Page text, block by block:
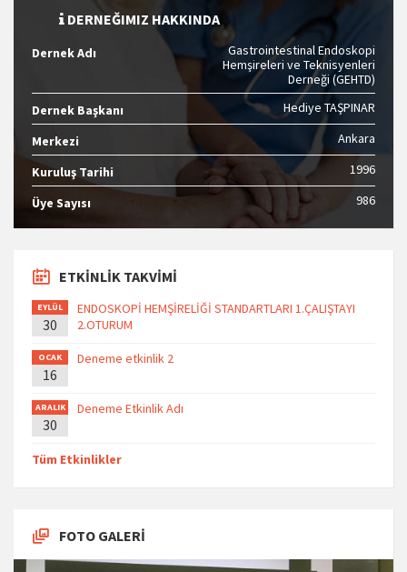
DERNEĞIMIZ HAKKINDA
Dernek Adı
Gastrointestinal Endoskopi
Hemşireleri ve Teknisyenleri
Derneği (GEHTD)
Dernek Başkanı
Hediye TAŞPINAR
Merkezi Ankara
Kuruluş Tarihi 1996
Üye Sayısı 986
ETKİNLİK TAKVİMİ
EYLÜL
30
ENDOSKOPİ HEMŞİRELİĞİ STANDARTLARI 1.ÇALIŞTAYI
2.OTURUM
OCAK
16
Deneme etkinlik 2
ARALIK
30
Deneme Etkinlik Adı
Tüm Etkinlikler
FOTO GALERİ